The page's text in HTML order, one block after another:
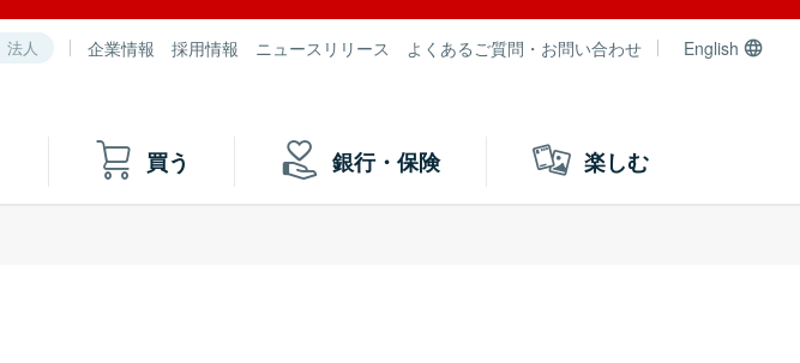
法人 企業情報 採用情報 ニュースリリース よくあるご質問・お問い合わせ English
買う 銀行・保険 楽しむ